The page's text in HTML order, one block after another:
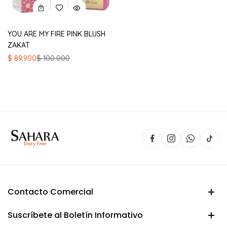
YOU ARE MY FIRE PINK BLUSH
ZAKAT
$100.000
El
$ 89.900
El
Contacto Comercial
Suscríbete al Boletín Informativo